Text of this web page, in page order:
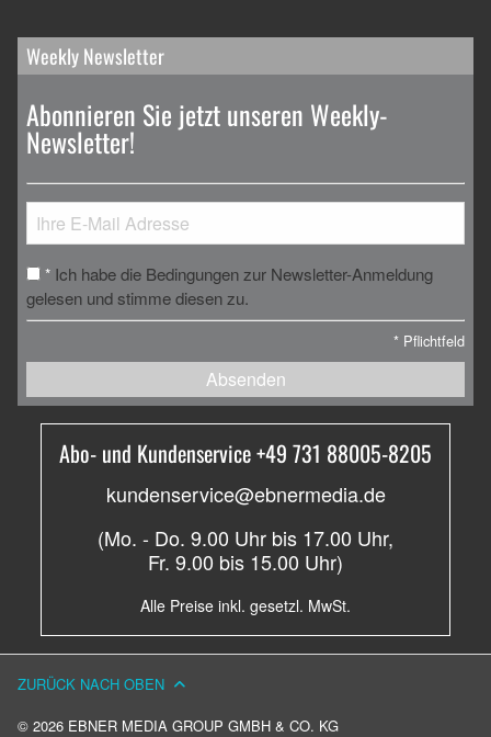
Weekly Newsletter
Abonnieren Sie jetzt unseren Weekly-
Newsletter!
* Ich habe die Bedingungen zur Newsletter-Anmeldung
gelesen und stimme diesen zu.
* Pflichtfeld
Absenden
Abo- und Kundenservice +49 731 88005-8205
kundenservice@ebnermedia.de
(Mo. - Do. 9.00 Uhr bis 17.00 Uhr,
Fr. 9.00 bis 15.00 Uhr)
Alle Preise inkl. gesetzl. MwSt.
© 2026 EBNER MEDIA GROUP GMBH & CO. KG
ZURÜCK NACH OBEN